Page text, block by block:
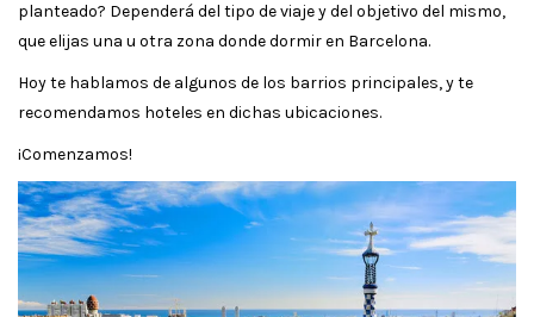
planteado? Dependerá del tipo de viaje y del objetivo del mismo,
que elijas una u otra zona donde dormir en Barcelona.
Hoy te hablamos de algunos de los barrios principales, y te
recomendamos hoteles en dichas ubicaciones.
¡Comenzamos!